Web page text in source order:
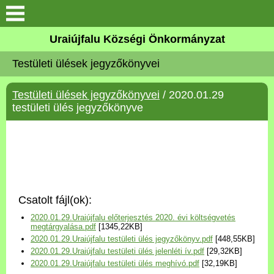
Köszöntő
Elérhetőségek
Uraiújfalu
Választási információk
Versenyképes Járások
Program
Uraiújfalu Községi Önkormányzat
Testületi ülések jegyzőkönyvei
Testületi ülések jegyzőkönyvei / 2020.01.29
testületi ülés jegyzőkönyve
Csatolt fájl(ok):
2020.01.29.Uraiújfalu előterjesztés 2020. évi költségvetés
megtárgyalása.pdf [1345,22KB]
2020.01.29.Uraiújfalu testületi ülés jegyzőkönyv.pdf [448,55KB]
2020.01.29.Uraiújfalu testületi ülés jelenléti ív.pdf [29,32KB]
2020.01.29.Uraiújfalu testületi ülés meghívó.pdf [32,19KB]